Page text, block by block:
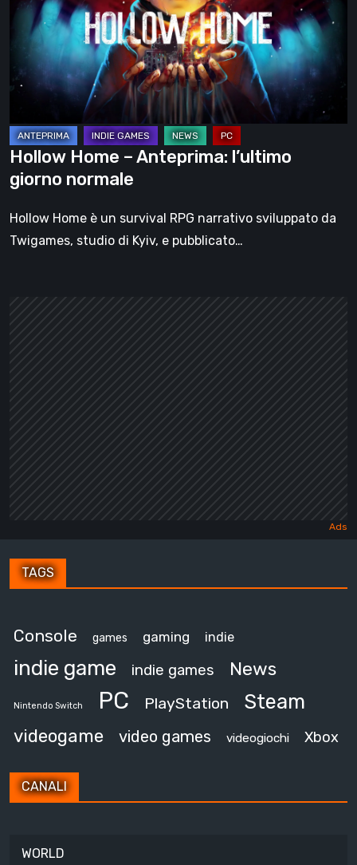
Anteprima:
l’ultimo
giorno
normale
Hollow Home – Anteprima: l’ultimo
giorno normale
Hollow Home è un survival RPG narrativo sviluppato da
Twigames, studio di Kyiv, e pubblicato…
TAGS
Console games gaming indie
indie game indie games News
Nintendo Switch PC PlayStation Steam
videogame video games videogiochi Xbox
CANALI
WORLD